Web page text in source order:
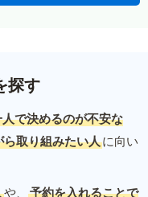
探す
で決めるのが不安な
取り組みたい人に向い
や、
予約を入れることで